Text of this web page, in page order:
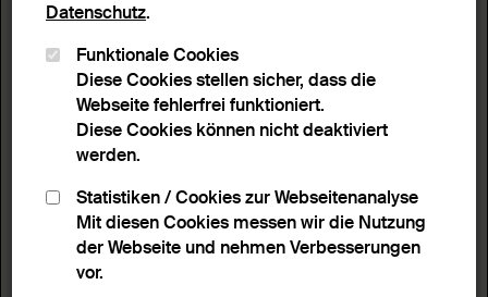
Datenschutz.
Funktionale Cookies
Diese Cookies stellen sicher, dass die
Webseite fehlerfrei funktioniert.
Diese Cookies können nicht deaktiviert
werden.
Statistiken / Cookies zur Webseitenanalyse
Mit diesen Cookies messen wir die Nutzung
der Webseite und nehmen Verbesserungen
vor.